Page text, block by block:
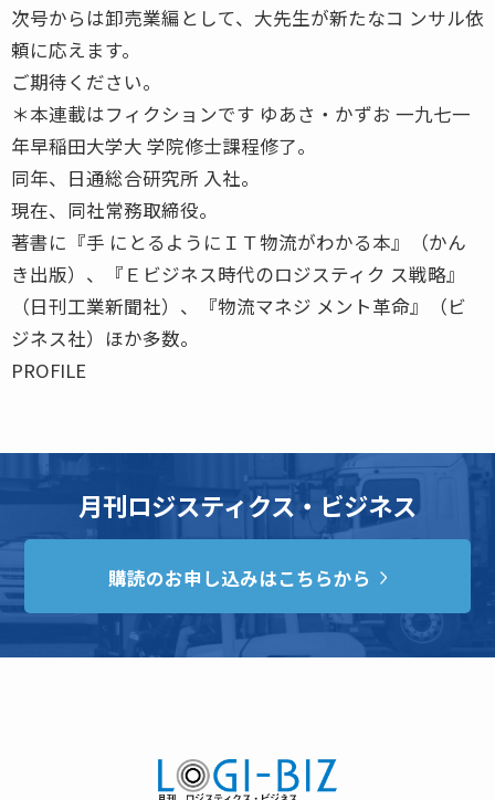
次号からは卸売業編として、大先生が新たなコ ンサル依
頼に応えます。
ご期待ください。
＊本連載はフィクションです ゆあさ・かずお 一九七一
年早稲田大学大 学院修士課程修了。
同年、日通総合研究所 入社。
現在、同社常務取締役。
著書に『手 にとるようにＩＴ物流がわかる本』（かん
き出版）、『Ｅビジネス時代のロジスティク ス戦略』
（日刊工業新聞社）、『物流マネジ メント革命』（ビ
ジネス社）ほか多数。
PROFILE
月刊ロジスティクス・ビジネス
購読のお申し込みはこちらから